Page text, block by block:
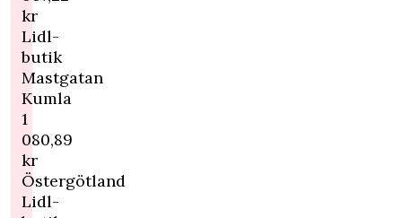
kr
Lidl-
butik
Mastgatan
Kumla
1
080,89
kr
Östergötland
Lidl-